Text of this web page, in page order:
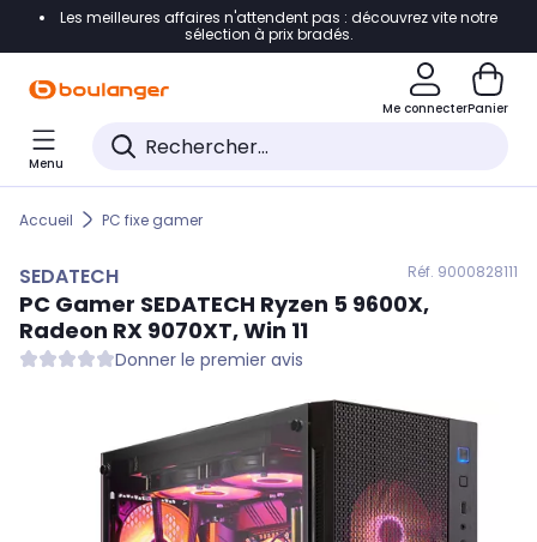
Accéder directement à la navigation
Accéder directement au pied de page
Accéder directement au chatbot
Les meilleures affaires n'attendent pas : découvrez vite notre
sélection à prix bradés.
Me connecterPanier
Menu
Accueil PC fixe gamer
SEDATECH Réf. 9000828111
PC Gamer SEDATECH Ryzen 5 9600X,
Radeon RX 9070XT, Win 11
Donner le premier avis